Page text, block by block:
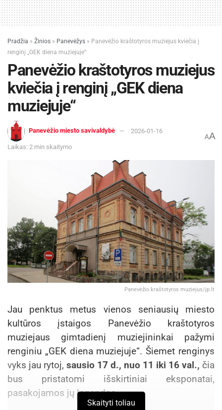
Pradžia » Žinios » Panevėžys » Panevėžio kraštotyros muziejus kviečia į
renginį „GEK diena muziejuje“
Panevėžio kraštotyros muziejus
kviečia į renginį „GEK diena
muziejuje“
Panevėžio miesto savivaldybė 2026-01-16
Laikas: 2 min skaitymo
AA
Panevėžio kraštotyros muziejus/jp.lt
Jau penktus metus vienos seniausių miesto
kultūros įstaigos Panevėžio kraštotyros
muziejaus gimtadienį muziejininkai pažymi
renginiu „GEK diena muziejuje“. Šiemet renginys
vyks jau rytoj, sausio 17 d., nuo 11 iki 16 val., čia
bus pristatomi išskirtiniai eksponatai,
pasakojamos jų legendos.
Skaityti toliau